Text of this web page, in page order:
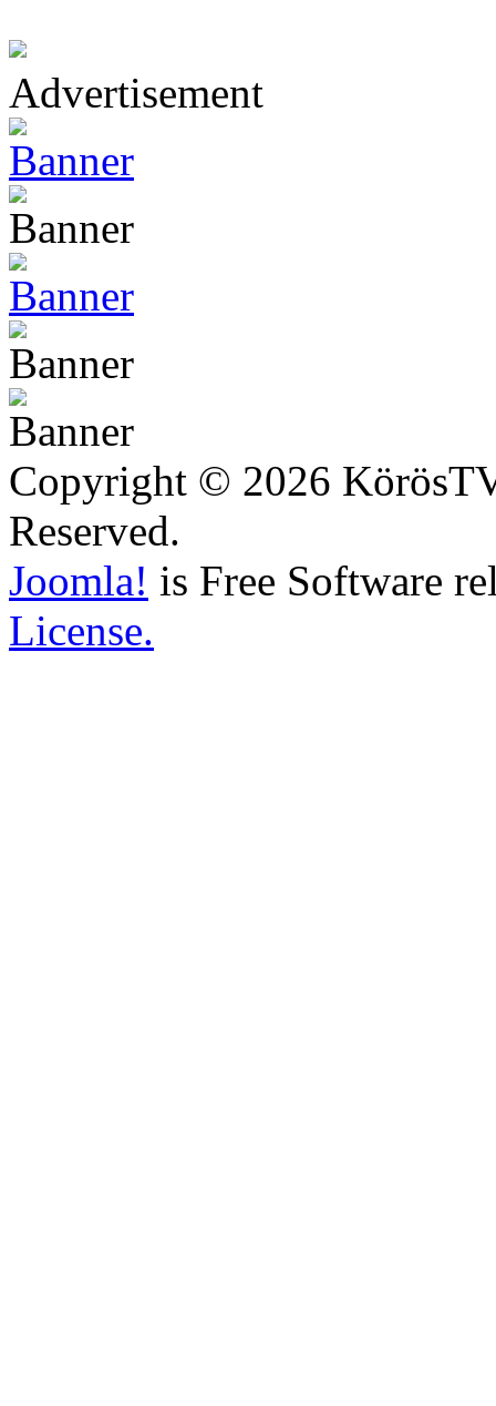
Advertisement
Copyright © 2026
Reserved.
Joomla! is Free Software
License.